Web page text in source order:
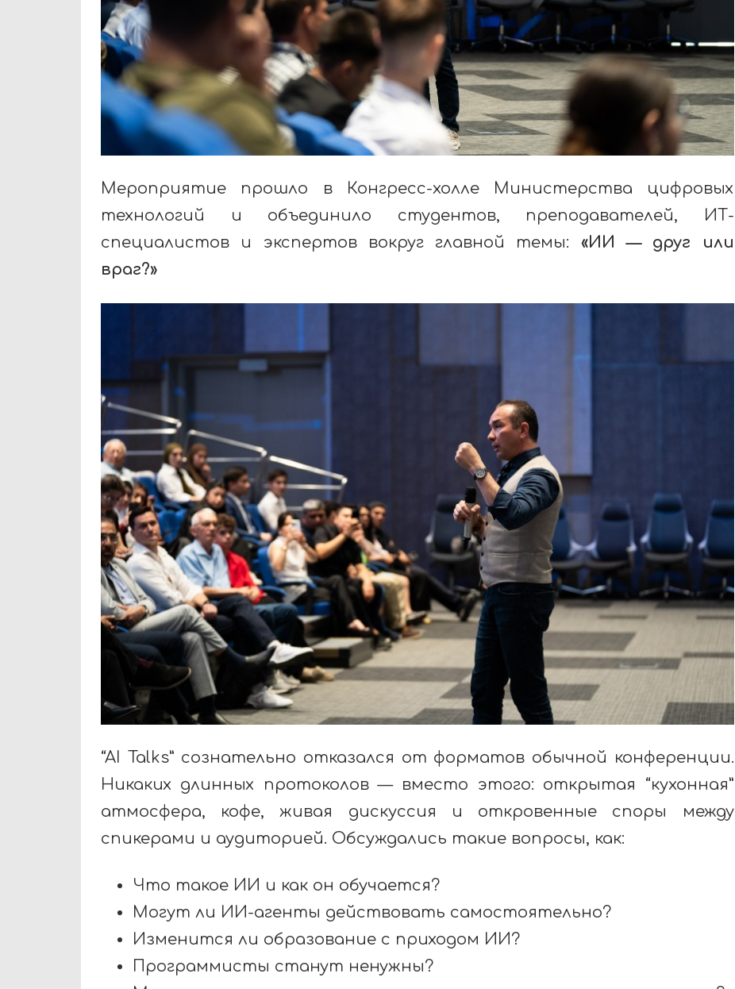
Мероприятие прошло в Конгресс-холле Министерства цифровых
технологий и объединило студентов, преподавателей, ИТ-
специалистов и экспертов вокруг главной темы: «ИИ — друг или
враг?»
“AI Talks” сознательно отказался от форматов обычной конференции.
Никаких длинных протоколов — вместо этого: открытая “кухонная”
атмосфера, кофе, живая дискуссия и откровенные споры между
спикерами и аудиторией. Обсуждались такие вопросы, как:
Что такое ИИ и как он обучается?
Могут ли ИИ-агенты действовать самостоятельно?
Изменится ли образование с приходом ИИ?
Программисты станут ненужны?